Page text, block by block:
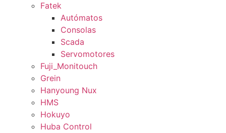
Fatek
Autómatos
Consolas
Scada
Servomotores
Fuji_Monitouch
Grein
Hanyoung Nux
HMS
Hokuyo
Huba Control